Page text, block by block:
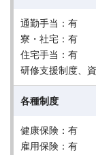
通勤手当：有
寮・社宅：有
住宅手当：有
研修支援制度、
各種制度
健康保険：有
雇用保険：有